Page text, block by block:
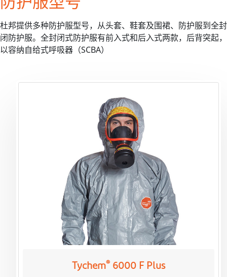
杜邦提供多种防护服型号，从头套、鞋套及围裙、防护服到全封
闭防护服。全封闭式防护服有前入式和后入式两款，后背突起，
以容纳自给式呼吸器（SCBA）
Tychem® 6000 F Plus